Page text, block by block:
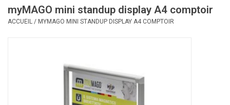
Appelez-nous au +32 3 353 67
myMAGO mini standup display A4 comptoir
ACCUEIL / MYMAGO MINI STANDUP DISPLAY A4 COMPTOIR